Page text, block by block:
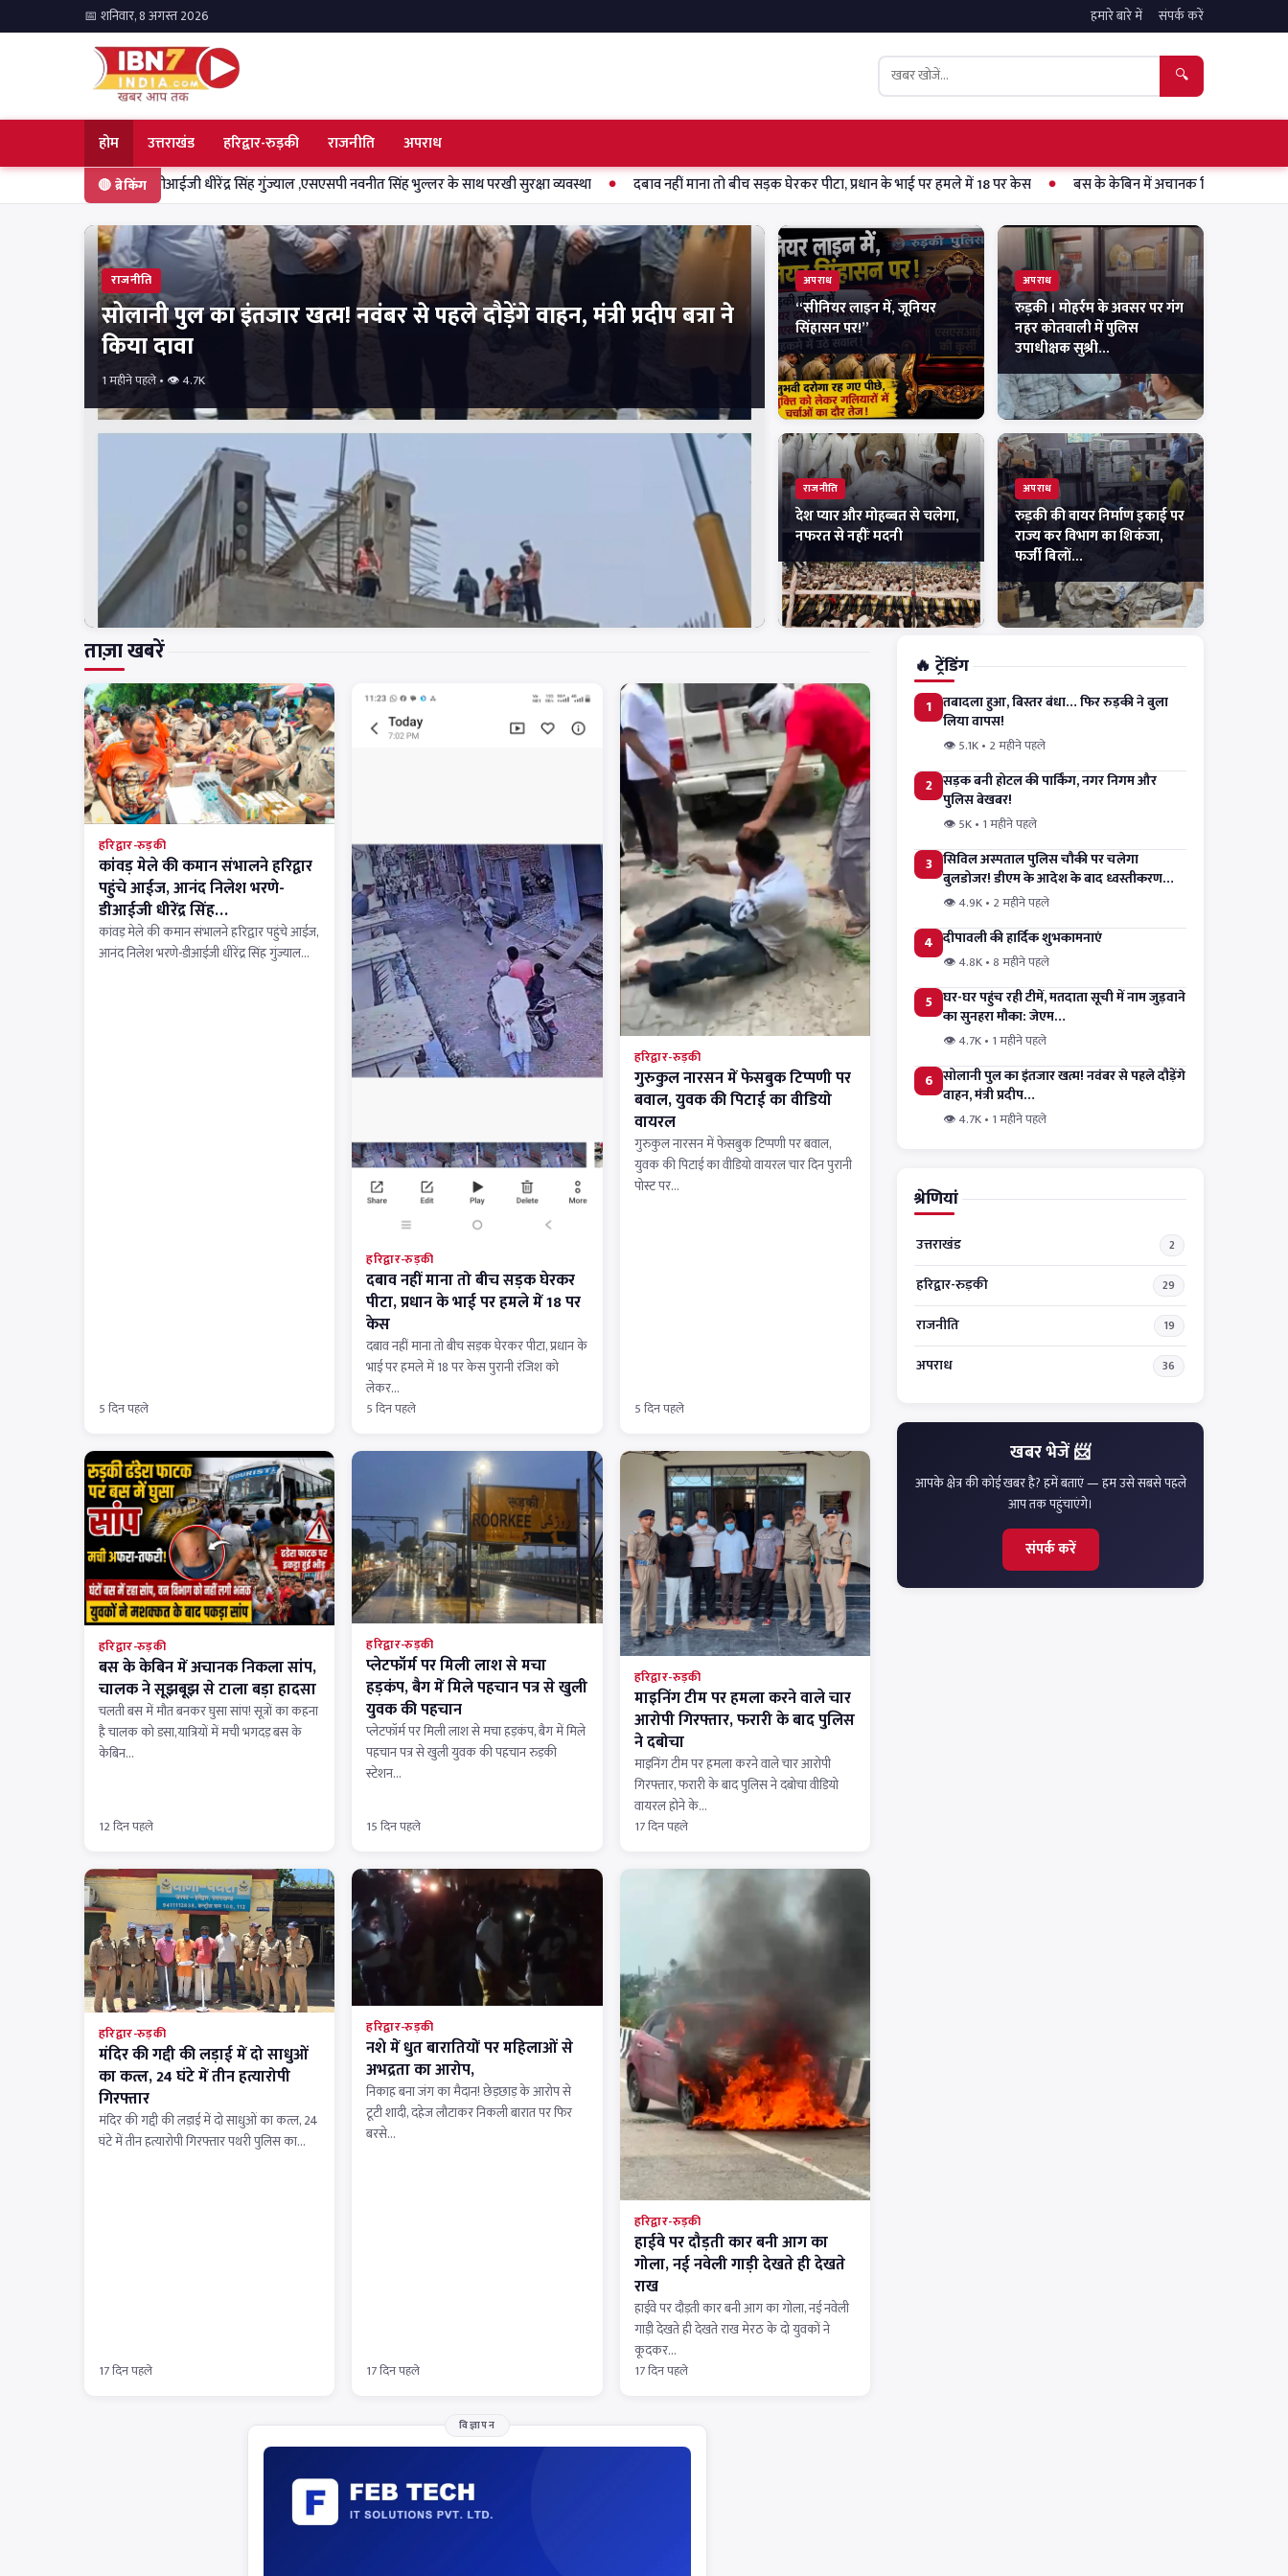
📅 शनिवार, 8 अगस्त 2026 हमारे बारे में संपर्क करें
🔍
होम उत्तराखंड हरिद्वार-रुड़की राजनीति अपराध
🔴 ब्रेकिंग
भरणे-डीआईजी धीरेंद्र सिंह गुंज्याल ,एसएसपी नवनीत सिंह भुल्लर के साथ परखी सुरक्षा व्यवस्था दबाव नहीं माना तो बीच सड़क घेरकर पीटा, प्रधान के भाई पर हमले में 18 पर केस बस के केबिन में अचानक निकला सांप, चालक ने सूझबूझ से
राजनीति
सोलानी पुल का इंतजार खत्म! नवंबर से पहले दौड़ेंगे वाहन, मंत्री प्रदीप बत्रा ने
किया दावा
1 महीने पहले • 👁 4.7K
अपराध
“सीनियर लाइन में, जूनियर
सिंहासन पर!”
अपराध
रुड़की । मोहर्रम के अवसर पर गंग
नहर कोतवाली में पुलिस
उपाधीक्षक सुश्री…
राजनीति
देश प्यार और मोहब्बत से चलेगा,
नफरत से नहींः मदनी
अपराध
रुड़की की वायर निर्माण इकाई पर
राज्य कर विभाग का शिकंजा,
फर्जी बिलों…
ताज़ा खबरें
हरिद्वार-रुड़की
कांवड़ मेले की कमान संभालने हरिद्वार
पहुंचे आईज, आनंद निलेश भरणे-
डीआईजी धीरेंद्र सिंह…
कांवड़ मेले की कमान संभालने हरिद्वार पहुंचे आईज,
आनंद निलेश भरणे-डीआईजी धीरेंद्र सिंह गुंज्याल…
5 दिन पहले
हरिद्वार-रुड़की
दबाव नहीं माना तो बीच सड़क घेरकर
पीटा, प्रधान के भाई पर हमले में 18 पर
केस
दबाव नहीं माना तो बीच सड़क घेरकर पीटा, प्रधान के
भाई पर हमले में 18 पर केस पुरानी रंजिश को
लेकर…
5 दिन पहले
हरिद्वार-रुड़की
गुरुकुल नारसन में फेसबुक टिप्पणी पर
बवाल, युवक की पिटाई का वीडियो
वायरल
गुरुकुल नारसन में फेसबुक टिप्पणी पर बवाल,
युवक की पिटाई का वीडियो वायरल चार दिन पुरानी
पोस्ट पर…
5 दिन पहले
हरिद्वार-रुड़की
बस के केबिन में अचानक निकला सांप,
चालक ने सूझबूझ से टाला बड़ा हादसा
चलती बस में मौत बनकर घुसा सांप! सूत्रों का कहना
है चालक को डसा,यात्रियों में मची भगदड़ बस के
केबिन…
12 दिन पहले
हरिद्वार-रुड़की
प्लेटफॉर्म पर मिली लाश से मचा
हड़कंप, बैग में मिले पहचान पत्र से खुली
युवक की पहचान
प्लेटफॉर्म पर मिली लाश से मचा हड़कंप, बैग में मिले
पहचान पत्र से खुली युवक की पहचान रुड़की
स्टेशन…
15 दिन पहले
हरिद्वार-रुड़की
माइनिंग टीम पर हमला करने वाले चार
आरोपी गिरफ्तार, फरारी के बाद पुलिस
ने दबोचा
माइनिंग टीम पर हमला करने वाले चार आरोपी
गिरफ्तार, फरारी के बाद पुलिस ने दबोचा वीडियो
वायरल होने के…
17 दिन पहले
हरिद्वार-रुड़की
मंदिर की गद्दी की लड़ाई में दो साधुओं
का कत्ल, 24 घंटे में तीन हत्यारोपी
गिरफ्तार
मंदिर की गद्दी की लड़ाई में दो साधुओं का कत्ल, 24
घंटे में तीन हत्यारोपी गिरफ्तार पथरी पुलिस का…
17 दिन पहले
हरिद्वार-रुड़की
नशे में धुत बारातियों पर महिलाओं से
अभद्रता का आरोप,
निकाह बना जंग का मैदान! छेड़छाड़ के आरोप से
टूटी शादी, दहेज लौटाकर निकली बारात पर फिर
बरसे…
17 दिन पहले
हरिद्वार-रुड़की
हाईवे पर दौड़ती कार बनी आग का
गोला, नई नवेली गाड़ी देखते ही देखते
राख
हाईवे पर दौड़ती कार बनी आग का गोला, नई नवेली
गाड़ी देखते ही देखते राख मेरठ के दो युवकों ने
कूदकर…
17 दिन पहले
विज्ञापन
🔥 ट्रेंडिंग
1 तबादला हुआ, बिस्तर बंधा… फिर रुड़की ने बुला
लिया वापस!
👁 5.1K • 2 महीने पहले
2 सड़क बनी होटल की पार्किंग, नगर निगम और
पुलिस बेखबर!
👁 5K • 1 महीने पहले
3 सिविल अस्पताल पुलिस चौकी पर चलेगा
बुलडोजर! डीएम के आदेश के बाद ध्वस्तीकरण…
👁 4.9K • 2 महीने पहले
4 दीपावली की हार्दिक शुभकामनाएं
👁 4.8K • 8 महीने पहले
5 घर-घर पहुंच रही टीमें, मतदाता सूची में नाम जुड़वाने
का सुनहरा मौका: जेएम…
👁 4.7K • 1 महीने पहले
6 सोलानी पुल का इंतजार खत्म! नवंबर से पहले दौड़ेंगे
वाहन, मंत्री प्रदीप…
👁 4.7K • 1 महीने पहले
श्रेणियां
उत्तराखंड 2
हरिद्वार-रुड़की 29
राजनीति 19
अपराध 36
खबर भेजें 📨
आपके क्षेत्र की कोई खबर है? हमें बताएं — हम उसे सबसे पहले
आप तक पहुंचाएंगे।
संपर्क करें